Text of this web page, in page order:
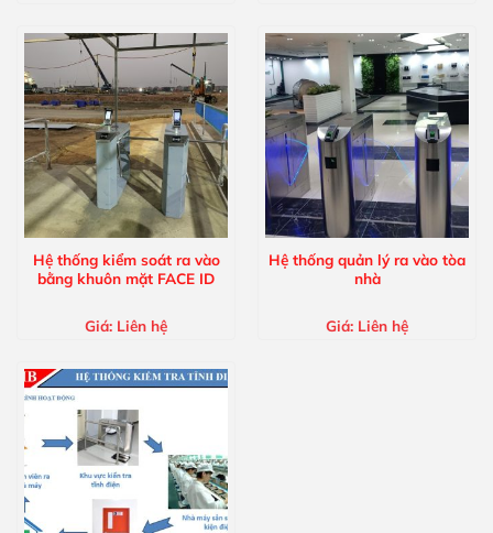
Hệ thống kiểm soát ra vào
bằng khuôn mặt FACE ID
Giá: Liên hệ
Hệ thống quản lý ra vào tòa
nhà
Giá: Liên hệ